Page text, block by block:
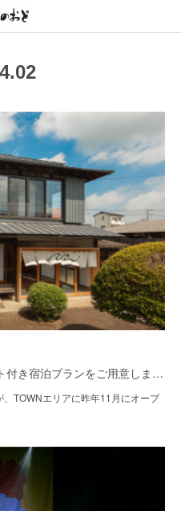
.02
付き宿泊プランをご用意しま…
TOWNエリアに昨年11月にオープ